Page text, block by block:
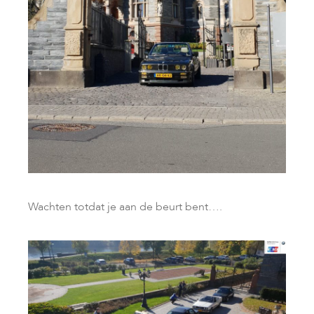
Wachten totdat je aan de beurt bent….